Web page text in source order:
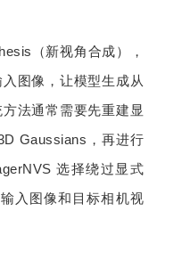
（新视角合成），
图像，让模型生成从
法通常需要先重建显
Gaussians，再进行
选择绕过显式
入图像和目标相机视